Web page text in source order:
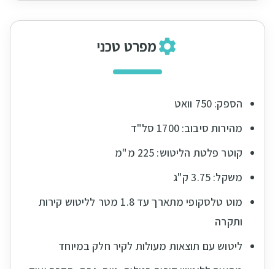
מפרט טכני
הספק: 750 וואט
מהירות סיבוב: 1700 סל"ד
קוטר פלטת הליטוש: 225 מ"מ
משקל: 3.75 ק"ג
מוט טלסקופי מתארך עד 1.8 מטר לליטוש קירות
ותקרה
ליטוש עם תוצאות מעולות לקיר חלק במיוחד